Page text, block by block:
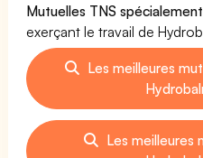
Mutuelles TNS
exerçant le travail de
Les meilleures
Les meilleures